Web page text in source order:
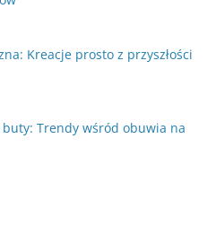
Kreacje prosto z przyszłości
Trendy wśród obuwia na